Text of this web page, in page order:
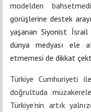
modelden
görüşlerine destek
yaşanan Siyonist
dünya medyası ele
etmemesi de dikkat
Türkiye Cumhuriyeti
doğrultuda
Türkiye’nin artık